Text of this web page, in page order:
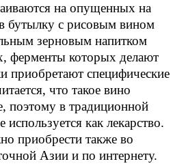
на опущенных на
бутылку с рисовым вином
зерновым напитком
ферменты которых делают
приобретают специфические
что такое вино
поэтому в традиционной
используется как лекарство.
приобрести также во
Азии и по интернету.